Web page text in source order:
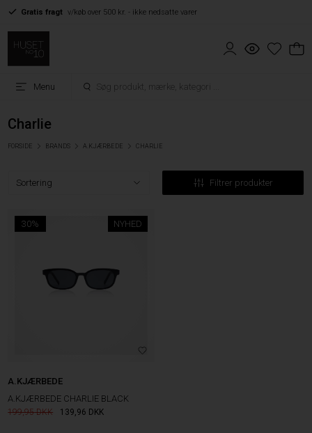
Gratis fragt v/køb over 500 kr. - ikke nedsatte varer
Menu
Charlie
FORSIDE BRANDS A.KJÆRBEDE CHARLIE
Filtrer produkter
NYHED
30%
A.KJÆRBEDE
A.KJÆRBEDE CHARLIE BLACK
199,95 139,96 DKK